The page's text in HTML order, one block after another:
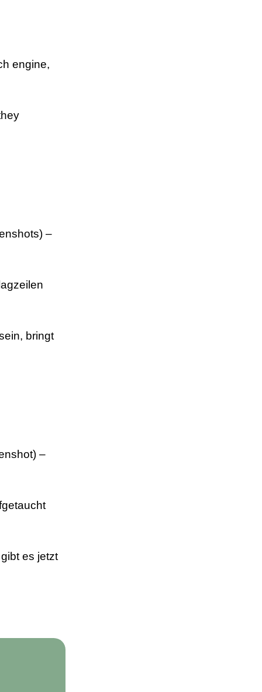
engine,
–
bringt
–
es jetzt